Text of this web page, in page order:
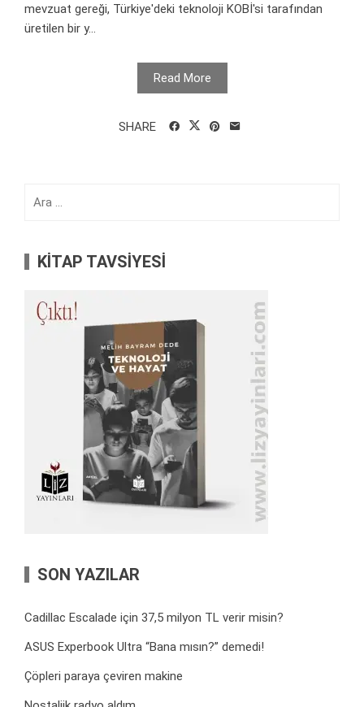
mevzuat gereği, Türkiye'deki teknoloji KOBİ'si tarafından
üretilen bir y...
Read More
SHARE
KİTAP TAVSİYESİ
SON YAZILAR
Cadillac Escalade için 37,5 milyon TL verir misin?
ASUS Experbook Ultra “Bana mısın?” demedi!
Çöpleri paraya çeviren makine